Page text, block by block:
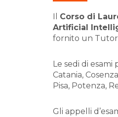
Il Corso di
Artificial
fornito un Tutor
Le sedi di esami
Catania,
Pisa, Potenza,
Gli appelli